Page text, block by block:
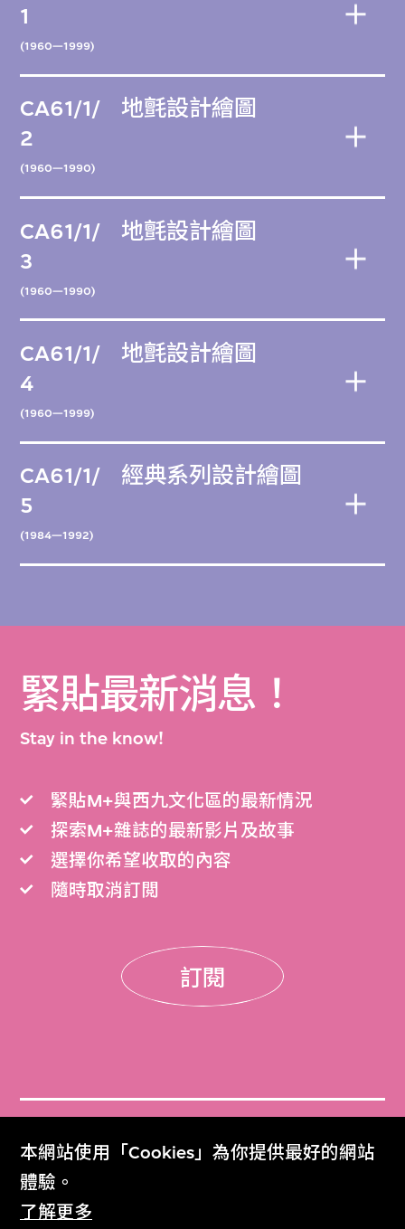
本網站使用「Cookies」為你提供最好的網站
體驗。
了解更多
1
(1960—1999)
CA61/1/
2
(1960—1990)
地氈設計繪圖
CA61/1/
3
(1960—1990)
地氈設計繪圖
CA61/1/
4
(1960—1999)
地氈設計繪圖
CA61/1/
5
(1984—1992)
經典系列設計繪圖
緊貼最新消息！
Stay in the know!
緊貼M+與西九文化區的最新情況
探索M+雜誌的最新影片及故事
選擇你希望收取的內容
隨時取消訂閲
訂閱
門票
Get Tickets